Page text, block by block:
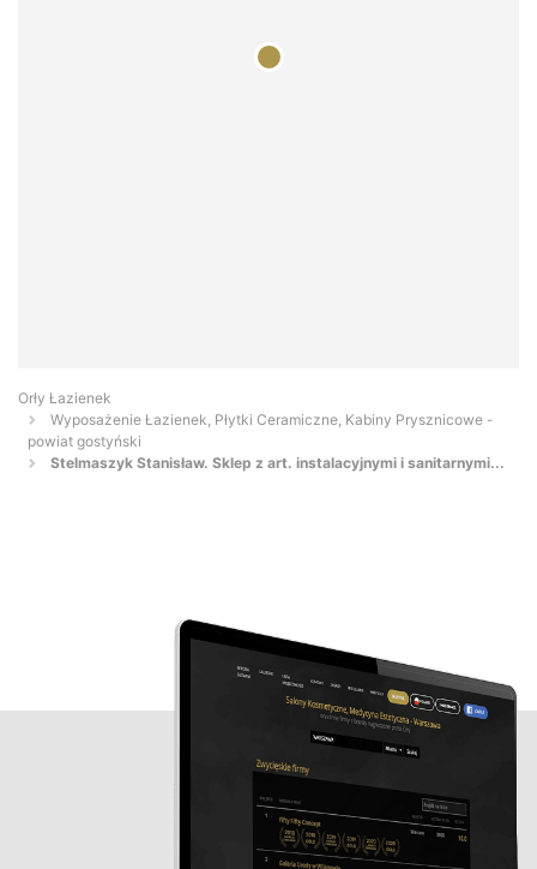
Orły Łazienek
Wyposażenie Łazienek, Płytki Ceramiczne, Kabiny Prysznicowe -
powiat gostyński
Stelmaszyk Stanisław. Sklep z art. instalacyjnymi i sanitarnymi...